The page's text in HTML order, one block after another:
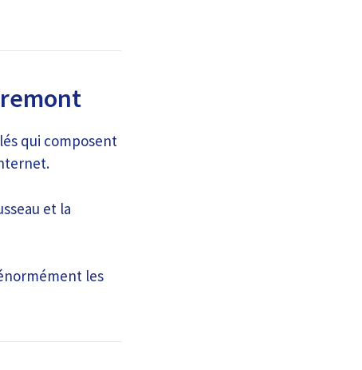
qui composent
et la
les